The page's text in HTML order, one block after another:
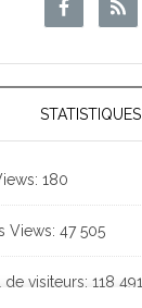
STATISTIQUES
180
Views: 47 505
visiteurs: 118 491